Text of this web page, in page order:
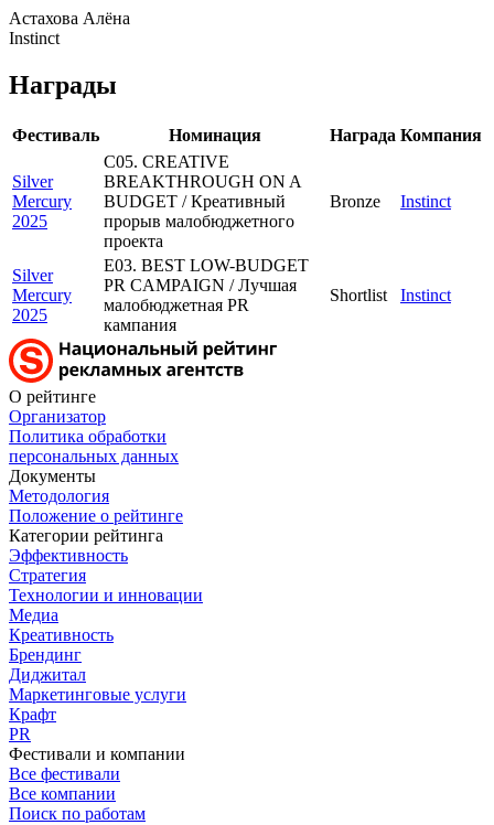
Астахова Алёна
Instinct
Награды
Фестиваль Номинация Награда Компания
Silver
Mercury
2025
C05. CREATIVE
BREAKTHROUGH ON A
BUDGET / Креативный
прорыв малобюджетного
проекта
Bronze Instinct
Silver
Mercury
2025
E03. BEST LOW-BUDGET
PR CAMPAIGN / Лучшая
малобюджетная PR
кампания
Shortlist Instinct
О рейтинге
Организатор
Политика обработки
персональных данных
Документы
Методология
Положение о рейтинге
Категории рейтинга
Эффективность
Стратегия
Технологии и инновации
Медиа
Креативность
Брендинг
Диджитал
Маркетинговые услуги
Крафт
PR
Фестивали и компании
Все фестивали
Все компании
Поиск по работам